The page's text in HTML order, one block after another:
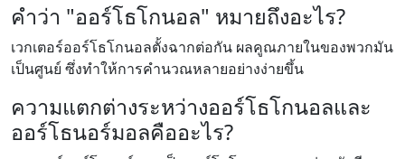
คำว่า "ออร์โธโกนอล" หมายถึงอะไร?
เวกเตอร์ออร์โธโกนอลตั้งฉากต่อกัน ผลคูณภายในของพวกมัน
เป็นศูนย์ ซึ่งทำให้การคำนวณหลายอย่างง่ายขึ้น
ความแตกต่างระหว่างออร์โธโกนอลและ
ออร์โธนอร์มอลคืออะไร?